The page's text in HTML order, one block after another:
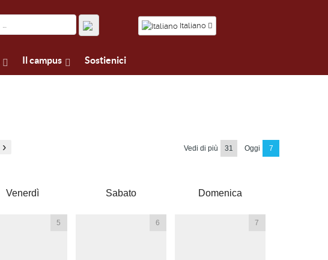
Italiano
Il campus Sostienici
› Vedi di più 31 Oggi 7
Venerdì Sabato Domenica
5 6 7